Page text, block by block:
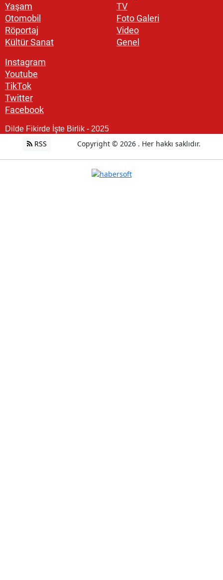
Yaşam
Otomobil
Röportaj
Kültür Sanat
TV
Foto Galeri
Video
Genel
Instagram
Youtube
TikTok
Twitter
Facebook
Dilde Fikirde İşte Birlik - 2025
RSS Copyright © 2026 . Her hakkı saklıdır.